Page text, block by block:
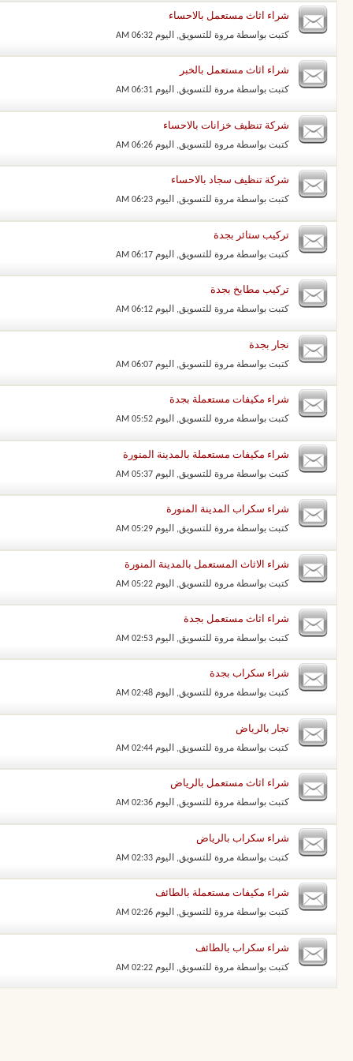
شراء اثاث مستعمل بالاحساء
كتبت بواسطة مروة للتسويق‏, اليوم 06:32 AM
شراء اثاث مستعمل بالخبر
كتبت بواسطة مروة للتسويق‏, اليوم 06:31 AM
شركة تنظيف خزانات بالاحساء
كتبت بواسطة مروة للتسويق‏, اليوم 06:26 AM
شركة تنظيف سجاد بالاحساء
كتبت بواسطة مروة للتسويق‏, اليوم 06:23 AM
تركيب ستائر بجدة
كتبت بواسطة مروة للتسويق‏, اليوم 06:17 AM
تركيب مطابخ بجدة
كتبت بواسطة مروة للتسويق‏, اليوم 06:12 AM
نجار بجدة
كتبت بواسطة مروة للتسويق‏, اليوم 06:07 AM
شراء مكيفات مستعملة بجدة
كتبت بواسطة مروة للتسويق‏, اليوم 05:52 AM
شراء مكيفات مستعملة بالمدينة المنورة
كتبت بواسطة مروة للتسويق‏, اليوم 05:37 AM
شراء سكراب المدينة المنورة
كتبت بواسطة مروة للتسويق‏, اليوم 05:29 AM
شراء الاثاث المستعمل بالمدينة المنورة
كتبت بواسطة مروة للتسويق‏, اليوم 05:22 AM
شراء اثاث مستعمل بجدة
كتبت بواسطة مروة للتسويق‏, اليوم 02:53 AM
شراء سكراب بجدة
كتبت بواسطة مروة للتسويق‏, اليوم 02:48 AM
نجار بالرياض
كتبت بواسطة مروة للتسويق‏, اليوم 02:44 AM
شراء اثاث مستعمل بالرياض
كتبت بواسطة مروة للتسويق‏, اليوم 02:36 AM
شراء سكراب بالرياض
كتبت بواسطة مروة للتسويق‏, اليوم 02:33 AM
شراء مكيفات مستعملة بالطائف
كتبت بواسطة مروة للتسويق‏, اليوم 02:26 AM
شراء سكراب بالطائف
كتبت بواسطة مروة للتسويق‏, اليوم 02:22 AM